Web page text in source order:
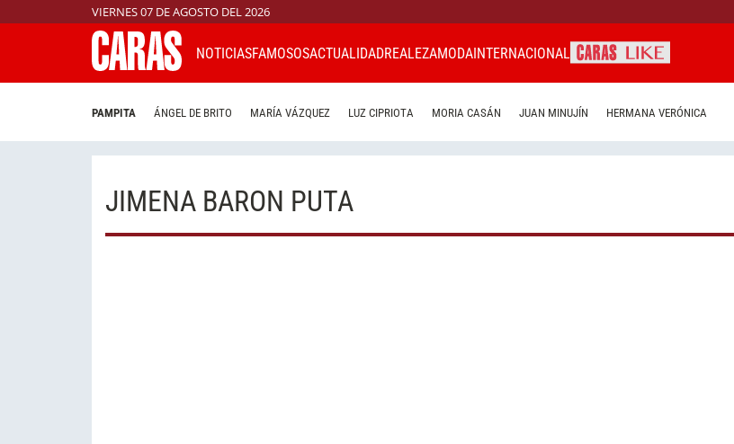
VIERNES 07 DE AGOSTO DEL 2026
NOTICIASFAMOSOSACTUALIDADREALEZAMODAINTERNACIONAL
PAMPITA ÁNGEL DE BRITO MARÍA VÁZQUEZ LUZ CIPRIOTA MORIA CASÁN JUAN MINUJÍN HERMANA VERÓNICA
JIMENA BARON PUTA